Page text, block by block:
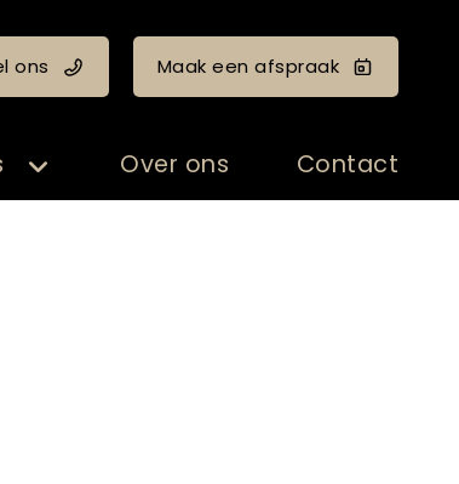
ons Maak een afspraak
Over ons Contact